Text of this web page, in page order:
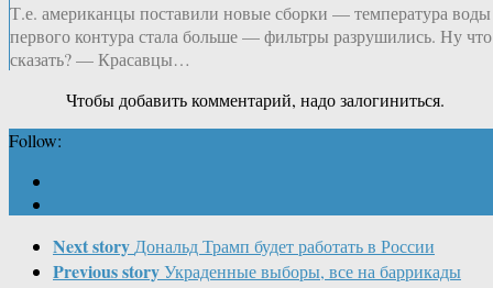
Т.е. американцы поставили новые сборки — температура воды
первого контура стала больше — фильтры разрушились. Ну что
сказать? — Красавцы…
Чтобы добавить комментарий, надо залогиниться.
Follow:
Next storyДональд Трамп будет работать в России
Previous storyУкраденные выборы, все на баррикады